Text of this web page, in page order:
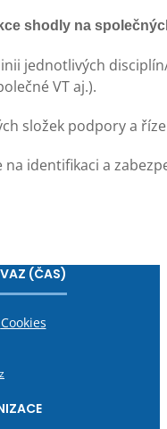
shodly na
jednotlivých
VT aj.).
složek podpory a
identifikaci a
(ČAS)
Cookies